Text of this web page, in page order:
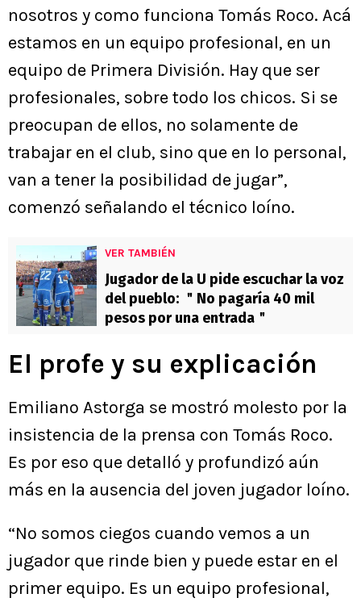
nosotros y como funciona Tomás Roco. Acá
estamos en un equipo profesional, en un
equipo de Primera División. Hay que ser
profesionales, sobre todo los chicos. Si se
preocupan de ellos, no solamente de
trabajar en el club, sino que en lo personal,
van a tener la posibilidad de jugar”,
comenzó señalando el técnico loíno.
VER TAMBIÉN
Jugador de la U pide escuchar la voz
del pueblo: ＂No pagaría 40 mil
pesos por una entrada＂
El profe y su explicación
Emiliano Astorga se mostró molesto por la
insistencia de la prensa con Tomás Roco.
Es por eso que detalló y profundizó aún
más en la ausencia del joven jugador loíno.
“No somos ciegos cuando vemos a un
jugador que rinde bien y puede estar en el
primer equipo. Es un equipo profesional,